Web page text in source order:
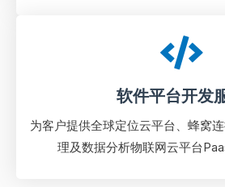
软件平台开发
为客户提供全球定位云平台、蜂窝
理及数据分析物联⽹云平台